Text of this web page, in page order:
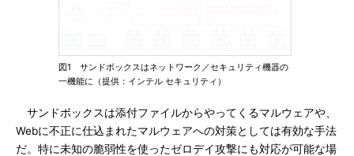
図1 サンドボックスはネットワーク／セキュリティ機器の
一機能に（提供：インテル セキュリティ）
サンドボックスは添付ファイルからやってくるマルウェアや、
Webに不正に仕込まれたマルウェアへの対策としては有効な手法
だ。特に未知の脆弱性を使ったゼロデイ攻撃にも対応が可能な場